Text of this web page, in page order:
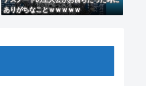
ありがちなことｗｗｗｗｗ